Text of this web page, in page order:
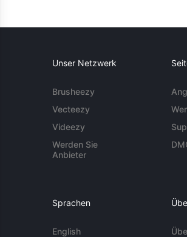
Unser Netzwerk
Brusheezy
Vecteezy
Videezy
Werden Sie
Anbieter
Sprachen
English